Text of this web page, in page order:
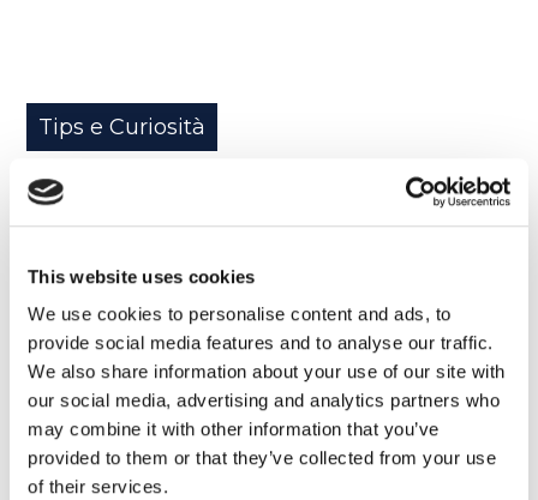
This website uses cookies
We use cookies to personalise content and ads, to
provide social media features and to analyse our traffic.
We also share information about your use of our site with
our social media, advertising and analytics partners who
may combine it with other information that you’ve
provided to them or that they’ve collected from your use
of their services.
Tips e Curiosità
La lista dei buoni propositi in inglese: come
READ MORE
06
APR